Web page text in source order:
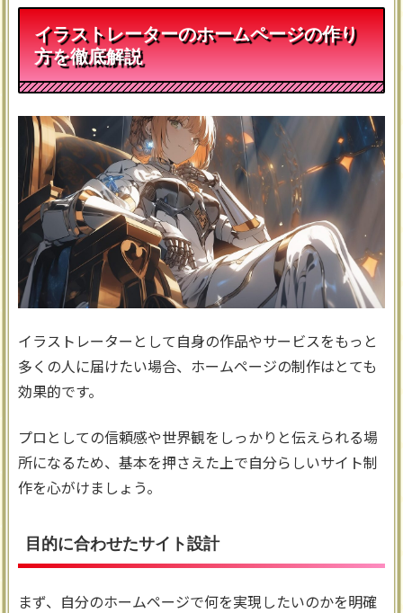
イラストレーターのホームページの作り
方を徹底解説
イラストレーターとして自身の作品やサービスをもっと
多くの人に届けたい場合、ホームページの制作はとても
効果的です。
プロとしての信頼感や世界観をしっかりと伝えられる場
所になるため、基本を押さえた上で自分らしいサイト制
作を心がけましょう。
目的に合わせたサイト設計
まず、自分のホームページで何を実現したいのかを明確